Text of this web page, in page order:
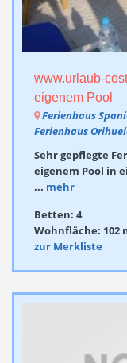
www.urlaub-
eigenem Pool
Ferienhaus
Ferienhaus
Sehr gepflegte
eigenem Pool in
... mehr
Betten: 4
Wohnfläche: 102
zur Merkliste